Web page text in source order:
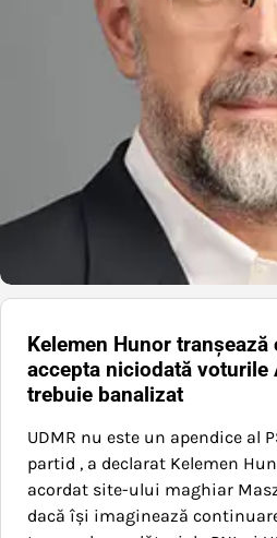
Kelemen Hunor
accepta niciodată voturile
trebuie banalizat
UDMR nu este un apendice al
partid , a declarat Kelemen
acordat site-ului maghiar
dacă își imaginează